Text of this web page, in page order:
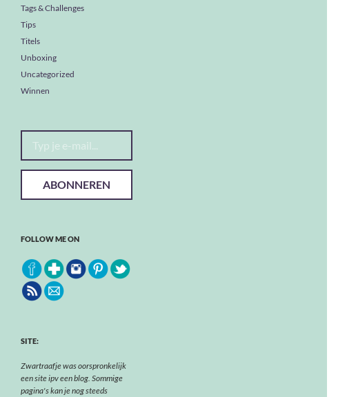
Tags & Challenges
Tips
Titels
Unboxing
Uncategorized
Winnen
Typ je e-mail...
ABONNEREN
FOLLOW ME ON
SITE:
Zwartraafje was oorspronkelijk
een site ipv een blog. Sommige
pagina's kan je nog steeds